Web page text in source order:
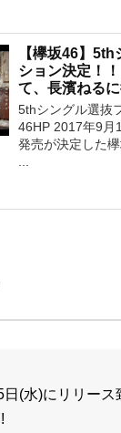
【欅坂46】
ション決定！
て、長濱ねるに
5thシングル選抜
46HP 2017年9月
発売が決定した
日(水)にリリー